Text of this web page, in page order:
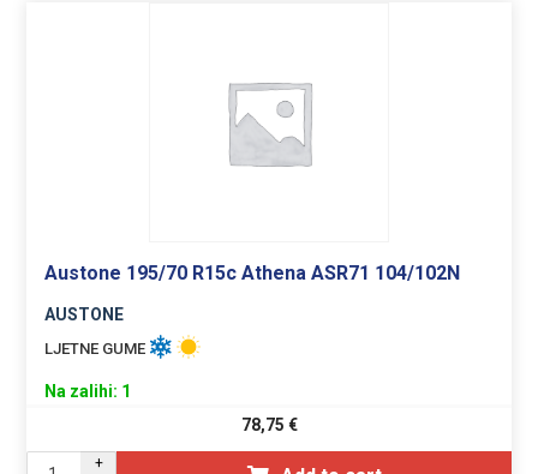
Austone 195/70 R15c Athena ASR71 104/102N
AUSTONE
LJETNE GUME
Na zalihi: 1
78,75 €
+